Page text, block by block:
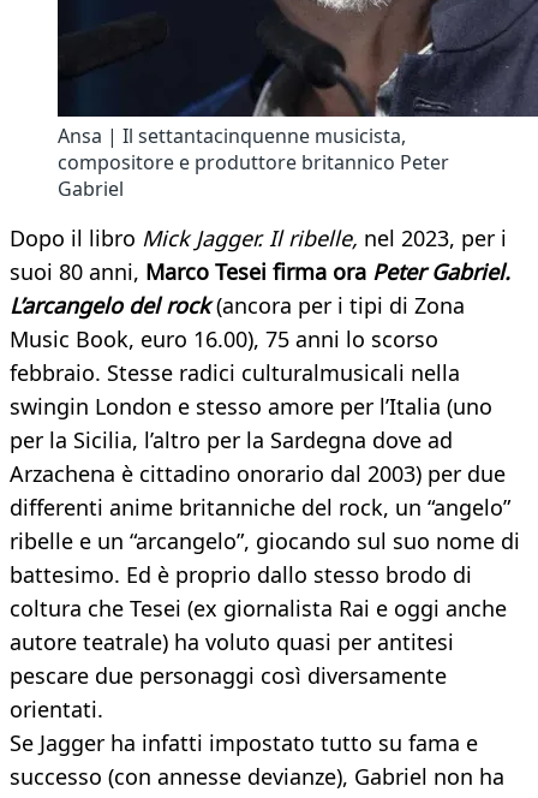
Ansa | Il settantacinquenne musicista,
compositore e produttore britannico Peter
Gabriel
Dopo il libro Mick Jagger. Il ribelle, nel 2023, per i
suoi 80 anni, Marco Tesei firma ora Peter Gabriel.
L’arcangelo del rock(ancora per i tipi di Zona
Music Book, euro 16.00), 75 anni lo scorso
febbraio. Stesse radici culturalmusicali nella
swingin London e stesso amore per l’Italia (uno
per la Sicilia, l’altro per la Sardegna dove ad
Arzachena è cittadino onorario dal 2003) per due
differenti anime britanniche del rock, un “angelo”
ribelle e un “arcangelo”, giocando sul suo nome di
battesimo. Ed è proprio dallo stesso brodo di
coltura che Tesei (ex giornalista Rai e oggi anche
autore teatrale) ha voluto quasi per antitesi
pescare due personaggi così diversamente
orientati.
Se Jagger ha infatti impostato tutto su fama e
successo (con annesse devianze), Gabriel non ha